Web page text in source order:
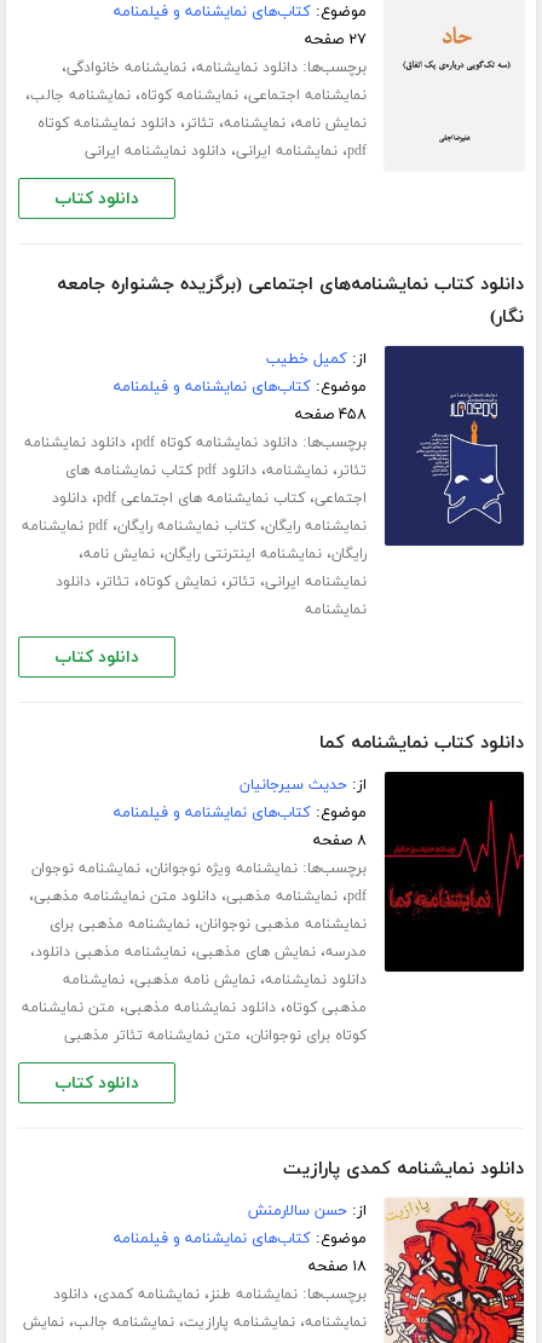
موضوع:کتاب‌های نمایشنامه و فیلمنامه
۲۷ صفحه
برچسب‌ها:دانلود نمایشنامه،نمایشنامه خانوادگی،
نمایشنامه اجتماعی،نمایشنامه کوتاه،نمایشنامه جالب،
نمایش نامه،نمایشنامه، تئاتر،دانلود نمایشنامه کوتاه
pdf،نمایشنامه ایرانی،دانلود نمایشنامه ایرانی
دانلود کتاب
دانلود کتاب نمایشنامه‌های اجتماعی (برگزیده جشنواره جامعه
نگار)
از:کمیل خطیب
موضوع:کتاب‌های نمایشنامه و فیلمنامه
۴۵۸ صفحه
برچسب‌ها:دانلود نمایشنامه کوتاه pdf ،دانلود نمایشنامه
تئاتر،نمایشنامه،
دانلود pdf کتاب نمایشنامه های
اجتماعی،کتاب نمایشنامه های اجتماعی pdf ،دانلود
نمایشنامه رایگان،کتاب نمایشنامه رایگان،
pdf نمایشنامه
رایگان،نمایشنامه اینترنتی رایگان،نمایش نامه،
نمایشنامه ایرانی، تئاتر،نمایش کوتاه، تئاتر،دانلود
نمایشنامه
دانلود کتاب
دانلود کتاب نمایشنامه کما
از:حدیث سیرجانیان
موضوع:کتاب‌های نمایشنامه و فیلمنامه
۸ صفحه
برچسب‌ها:نمایشنامه ویژه نوجوانان،نمایشنامه نوجوان
pdf،نمایشنامه مذهبی،دانلود متن نمایشنامه مذهبی،
نمایشنامه مذهبی نوجوانان،نمایشنامه مذهبی برای
مدرسه،نمایش های مذهبی،نمایشنامه مذهبی دانلود،
دانلود نمایشنامه،نمایش نامه مذهبی،نمایشنامه
مذهبی کوتاه،دانلود نمایشنامه مذهبی، متن نمایشنامه
کوتاه برای نوجوانان، متن نمایشنامه تئاتر مذهبی
دانلود کتاب
دانلود نمایشنامه کمدی پارازیت
از:حسن سالارمنش
موضوع:کتاب‌های نمایشنامه و فیلمنامه
۱۸ صفحه
برچسب‌ها:نمایشنامه طنز،نمایشنامه کمدی،دانلود
نمایشنامه،نمایشنامه پارازیت،نمایشنامه جالب،نمایش